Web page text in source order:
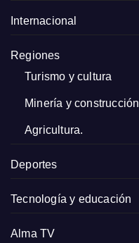
Internacional
Regiones
Turismo y cultura
Minería y construcción
Agricultura.
Deportes
Tecnología y educación
Alma TV